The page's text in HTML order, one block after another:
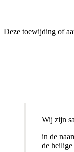
Deze toewijding of
Wij zijn
in de
de heilige